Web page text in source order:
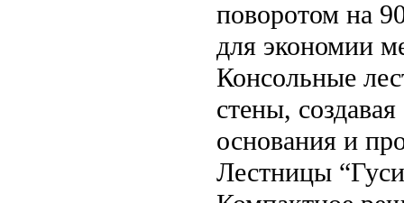
поворотом на
для экономии
Консольные
стены,
основания и
Лестницы